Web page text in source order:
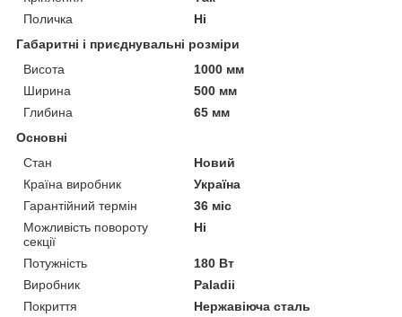
Поличка
Ні
Габаритні і приєднувальні розміри
Висота
1000 мм
Ширина
500 мм
Глибина
65 мм
Основні
Стан
Новий
Країна виробник
Україна
Гарантійний термін
36 міс
Можливість повороту
секції
Ні
Потужність
180 Вт
Виробник
Paladii
Покриття
Нержавіюча сталь